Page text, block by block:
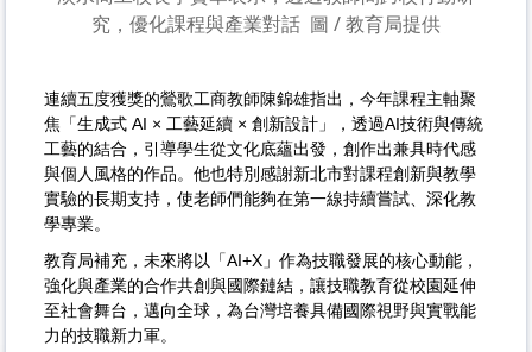
究，優化課程與產業對話 圖 / 教育局提供
連續五度獲獎的鶯歌工商教師陳錦雄指出，今年課程主軸聚
焦「生成式 AI × 工藝延續 × 創新設計」，透過AI技術與傳統
工藝的結合，引導學生從文化底蘊出發，創作出兼具時代感
與個人風格的作品。他也特別感謝新北市對課程創新與教學
實驗的長期支持，使老師們能夠在第一線持續嘗試、深化教
學專業。
教育局補充，未來將以「AI+X」作為技職發展的核心動能，
強化與產業的合作共創與國際鏈結，讓技職教育從校園延伸
至社會舞台，邁向全球，為台灣培養具備國際視野與實戰能
力的技職新力軍。